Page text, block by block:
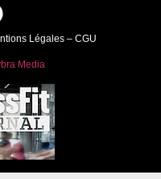
Légales – CGU
Media